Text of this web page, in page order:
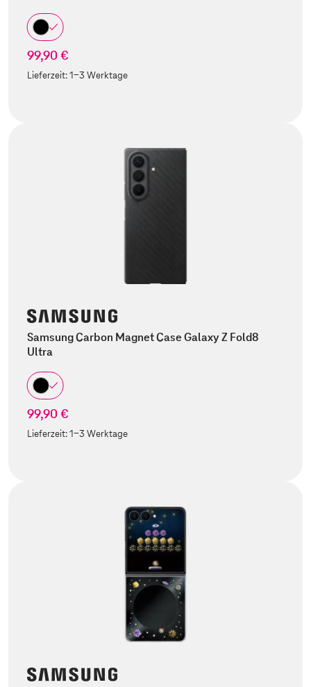
99,90 €
Lieferzeit:1-3 Werktage
Samsung Carbon Magnet Case Galaxy Z Fold8
Ultra
99,90 €
Lieferzeit:1-3 Werktage